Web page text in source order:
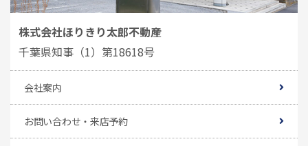
株式会社ほりきり太郎不動産
千葉県知事（1）第18618号
会社案内
お問い合わせ・来店予約